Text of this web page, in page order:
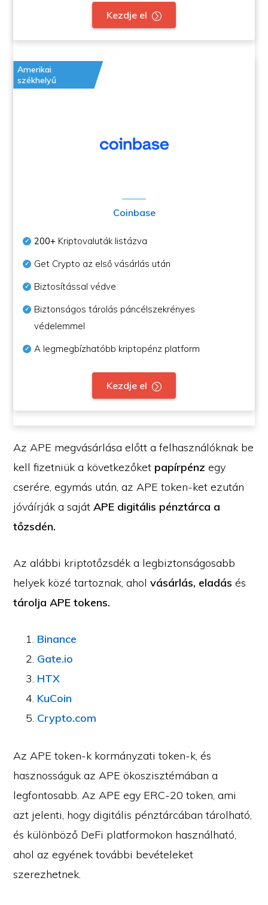
Kezdje el
Amerikai
székhelyű
Coinbase
200+ Kriptovaluták listázva
Get Crypto az első vásárlás után
Biztosítással védve
Biztonságos tárolás páncélszekrényes
védelemmel
A legmegbízhatóbb kriptopénz platform
Kezdje el
Az APE megvásárlása előtt a felhasználóknak be
kell fizetniük a következőket papírpénz egy
cserére, egymás után, az APE token-ket ezután
jóváírják a sajátAPE digitális pénztárca a
tőzsdén.
Az alábbi kriptotőzsdék a legbiztonságosabb
helyek közé tartoznak, aholvásárlás, eladás és
tárolja APE tokens.
Binance
Gate.io
HTX
KuCoin
Crypto.com
Az APE token-k kormányzati token-k, és
hasznosságuk az APE ökoszisztémában a
legfontosabb. Az APE egy ERC-20 token, ami
azt jelenti, hogy digitális pénztárcában tárolható,
és különböző DeFi platformokon használható,
ahol az egyének további bevételeket
szerezhetnek.